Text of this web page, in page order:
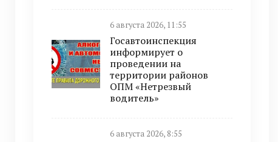
6 августа 2026, 11:55
Госавтоинспекция
информирует о
проведении на
территории районов
ОПМ «Нетрезвый
водитель»
6 августа 2026, 8:55